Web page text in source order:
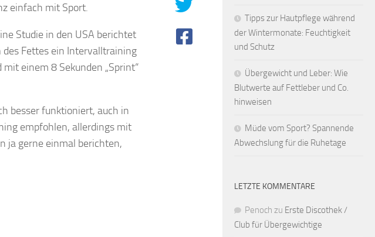
einfach mit Sport.
Studie in den USA berichtet
Fettes ein Intervalltraining
einem 8 Sekunden „Sprint“
besser funktioniert, auch in
empfohlen, allerdings mit
ja gerne einmal berichten,
Tipps zur Hautpflege während
der Wintermonate: Feuchtigkeit
und Schutz
Übergewicht und Leber: Wie
Blutwerte auf Fettleber und Co.
hinweisen
Müde vom Sport? Spannende
Abwechslung für die Ruhetage
LETZTE KOMMENTARE
Penoch zu Erste Discothek /
Club für Übergewichtige